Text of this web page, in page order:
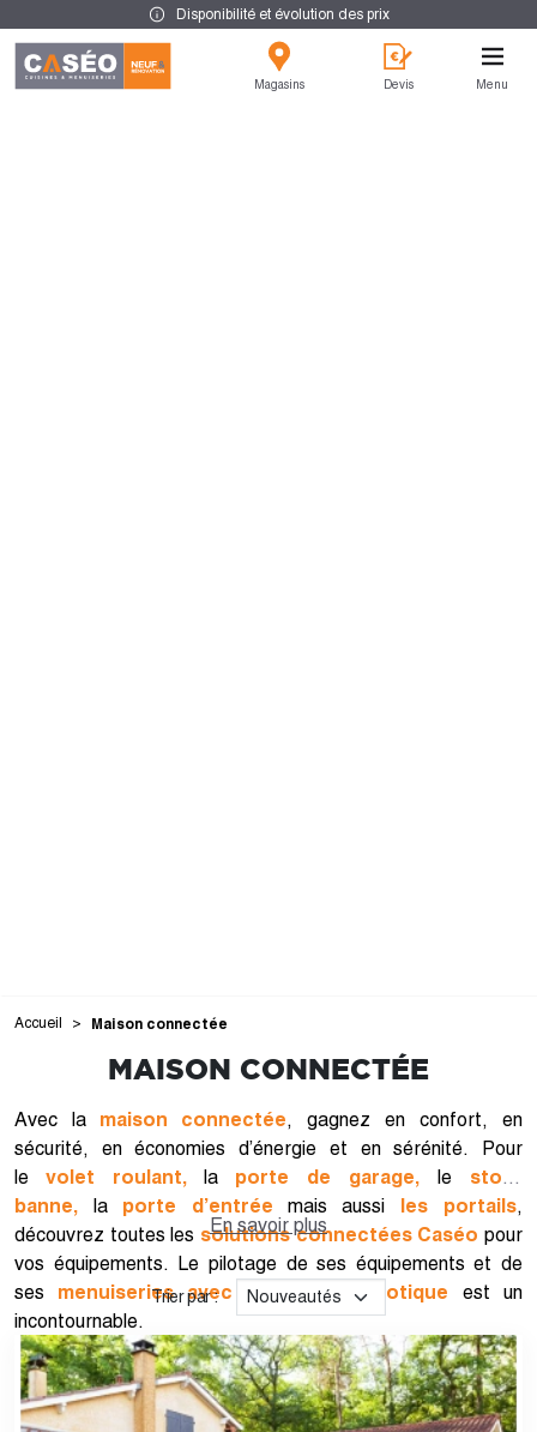
Disponibilité et évolution des prix
Magasins Devis Menu
Accueil Maison connectée
MAISON CONNECTÉE
Avec la maison connectée, gagnez en confort, en
sécurité, en économies d’énergie et en sérénité. Pour
le volet roulant, la porte de garage, le store
banne, la porte d’entrée mais aussi les portails,
découvrez toutes les solutions connectées Caséo pour
vos équipements. Le pilotage de ses équipements et de
ses menuiseries avec une box domotique est un
incontournable.
En savoir plus
Trier par :